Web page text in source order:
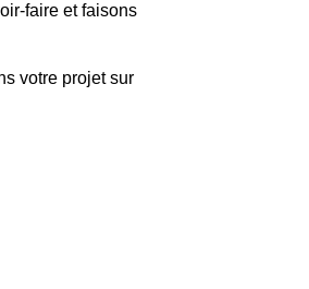
faire et faisons
votre projet sur